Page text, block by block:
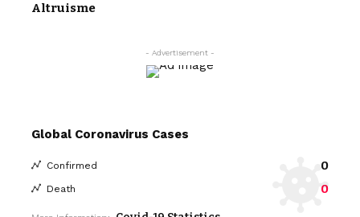
Altruisme
- Advertisement -
Global Coronavirus Cases
Confirmed 0
Death 0